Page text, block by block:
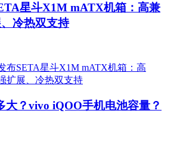
星斗X1M mATX机箱：高兼
冷热双支持
大？vivo iQOO手机电池容量？